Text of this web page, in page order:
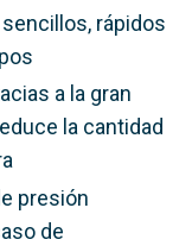
rápidos
a la gran
la cantidad
presión
de